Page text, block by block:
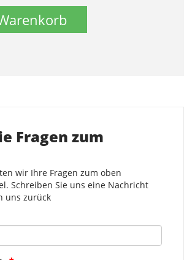
Fragen zum
wir Ihre Fragen zum oben
Schreiben Sie uns eine Nachricht
uns zurück